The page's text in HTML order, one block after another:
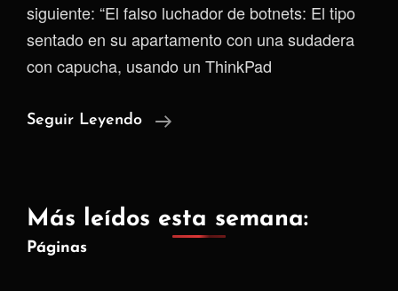
siguiente: “El falso luchador de botnets: El tipo
sentado en su apartamento con una sudadera
con capucha, usando un ThinkPad
Seguir Leyendo
No
Las
Más leídos esta semana:
Páginas